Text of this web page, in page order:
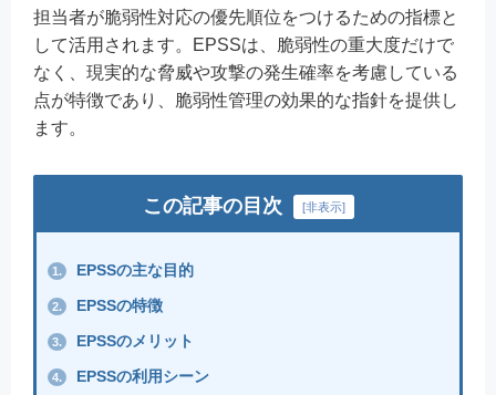
担当者が脆弱性対応の優先順位をつけるための指標と
して活用されます。EPSSは、脆弱性の重大度だけで
なく、現実的な脅威や攻撃の発生確率を考慮している
点が特徴であり、脆弱性管理の効果的な指針を提供し
ます。
この記事の目次 [非表示]
1. EPSSの主な目的
2. EPSSの特徴
3. EPSSのメリット
4. EPSSの利用シーン